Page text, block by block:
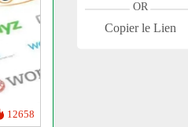
12658
OR
Copier le Lien